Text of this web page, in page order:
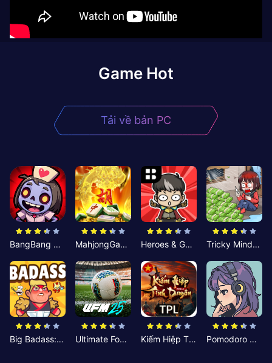
Game Hot
Tải về bản PC
BangBang Zombies:Chiến Shelter MahjongGame Heroes & Gear? Yoink! Tricky Minds: Brainy Puzzle
Big Badass: Game AFK Idle RPG Ultimate Football Manager Kiếm Hiệp Tình Duyên Pomodoro Nhỏ: Giờ Tập Trung